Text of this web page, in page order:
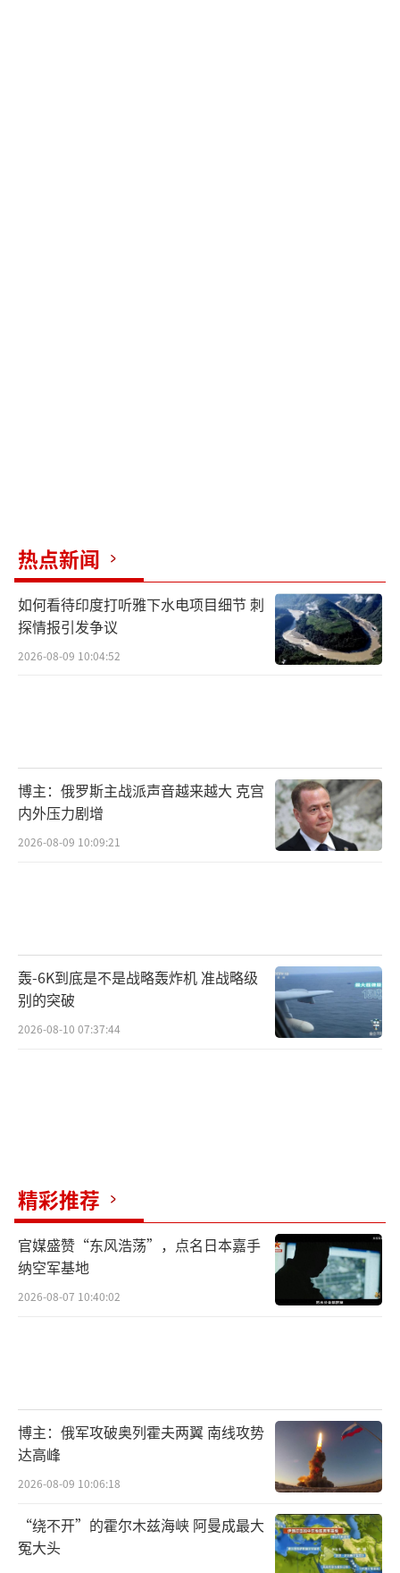
热点新闻
如何看待印度打听雅下水电项目细节 刺
探情报引发争议
2026-08-09 10:04:52
博主：俄罗斯主战派声音越来越大 克宫
内外压力剧增
2026-08-09 10:09:21
轰-6K到底是不是战略轰炸机 准战略级
别的突破
2026-08-10 07:37:44
精彩推荐
官媒盛赞“东风浩荡”，点名日本嘉手
纳空军基地
2026-08-07 10:40:02
博主：俄军攻破奥列霍夫两翼 南线攻势
达高峰
2026-08-09 10:06:18
“绕不开”的霍尔木兹海峡 阿曼成最大
冤大头